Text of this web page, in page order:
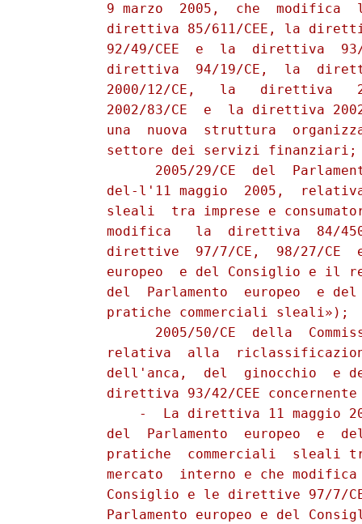
9 marzo  2005,  che  modifica
direttiva 85/611/CEE, la
92/49/CEE  e  la  direttiva
direttiva  94/19/CE,  la
2000/12/CE,   la   direttiva
2002/83/CE  e  la direttiva
una  nuova  struttura
          settore dei servizi finanziari;
2005/29/CE  del
del-l'11 maggio  2005,
sleali  tra imprese e
modifica   la  direttiva  84/
direttive  97/7/CE,  98/27/CE
europeo  e del Consiglio e il
del  Parlamento  europeo  e
          pratiche commerciali sleali»);
2005/50/CE  della
relativa  alla
dell'anca,  del  ginocchio  e
direttiva 93/42/CEE
-  La direttiva 11 maggio
del  Parlamento  europeo  e
pratiche  commerciali  sleali
mercato  interno e che
Consiglio e le direttive 97/7/
Parlamento europeo e del